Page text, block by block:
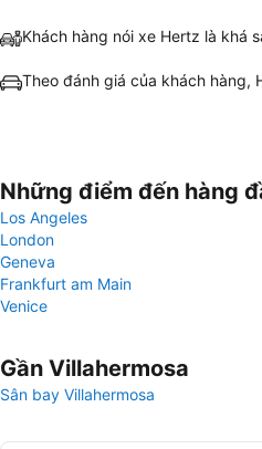
Khách hàng nói xe Hertz là khá
Theo đánh giá của khách hàng,
Những điểm đến hàng
Los Angeles
London
Geneva
Frankfurt am Main
Venice
Gần Villahermosa
Sân bay Villahermosa